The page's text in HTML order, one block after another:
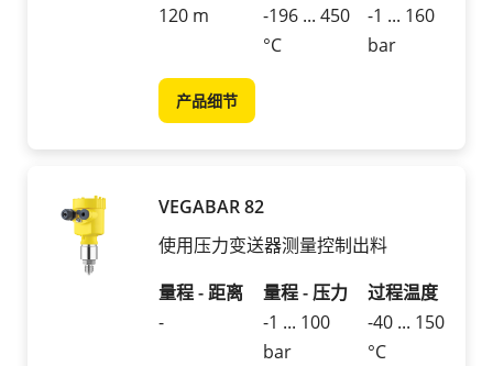
120 m
-196 ... 450
°C
-1 ... 160
bar
产品细节
VEGABAR 82
使用压力变送器测量控制出料
量程 - 距离
-
量程 - 压力
-1 ... 100
bar
过程温度
-40 ... 150
°C